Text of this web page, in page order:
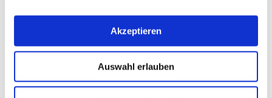
Akzeptieren
Auswahl erlauben
Meer info & Downloads
Openingstijden